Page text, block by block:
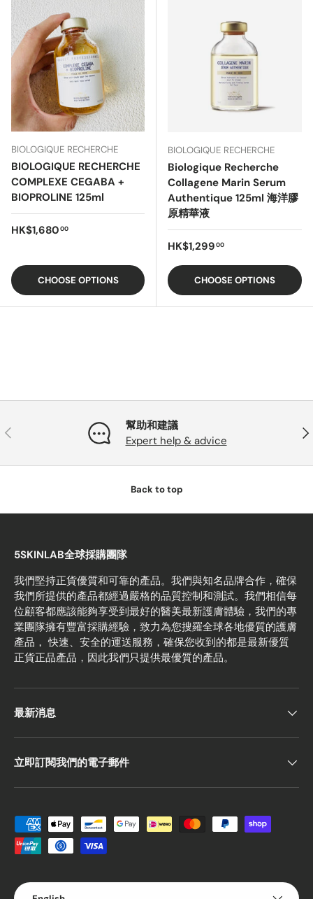
BIOLOGIQUE RECHERCHE
BIOLOGIQUE RECHERCHE
COMPLEXE CEGABA +
BIOPROLINE 125ml
Regular price
HK$1,68000
CHOOSE OPTIONS
BIOLOGIQUE RECHERCHE
Biologique Recherche
Collagene Marin Serum
Authentique 125ml 海洋膠
原精華液
Regular price
HK$1,29900
CHOOSE OPTIONS
PREVIOUS
幫助和建議
Expert help & advice
Back to top
5SKINLAB全球採購團隊
我們堅持正貨優質和可靠的產品。我們與知名品牌合作，確保
我們所提供的產品都經過嚴格的品質控制和測試。我們相信每
位顧客都應該能夠享受到最好的醫美最新護膚體驗，我們的專
業團隊擁有豐富採購經驗，致力為您搜羅全球各地優質的護膚
產品， 快速、安全的運送服務，確保您收到的都是最新優質
正貨正品產品，因此我們只提供最優質的產品。
最新消息
立即訂閱我們的電子郵件
Payment methods accepted
Language